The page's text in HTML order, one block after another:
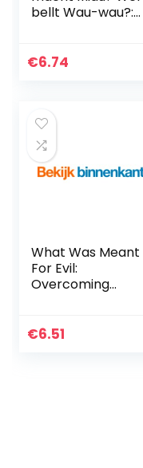
bellt Wau-wau?:
€6.74
What Was Meant
For Evil:
Overcoming
The Uniqueness of
€6.51